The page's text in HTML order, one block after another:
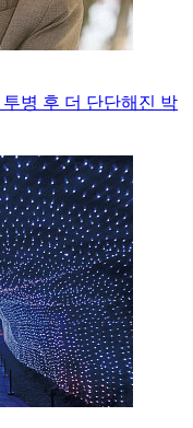
병 후 더 단단해진 박